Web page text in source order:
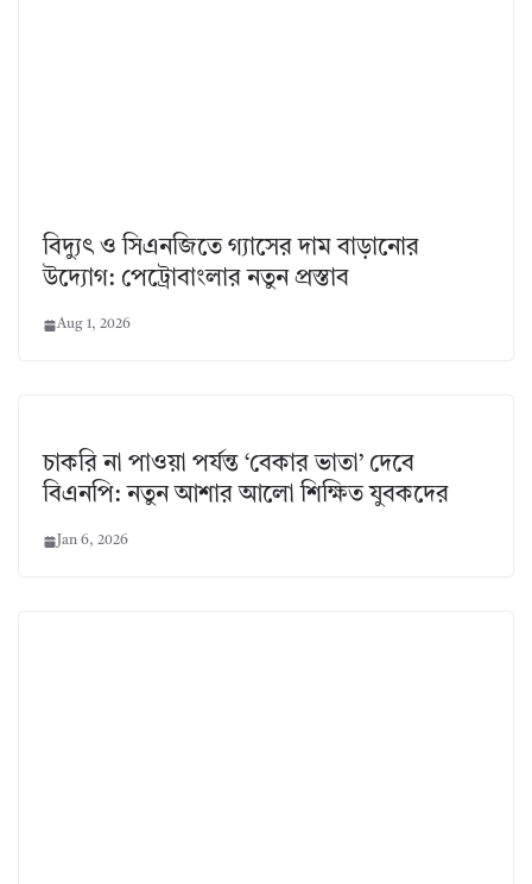
বিদ্যুৎ ও সিএনজিতে গ্যাসের দাম বাড়ানোর
উদ্যোগ: পেট্রোবাংলার নতুন প্রস্তাব
Aug 1, 2026
চাকরি না পাওয়া পর্যন্ত ‘বেকার ভাতা’ দেবে
বিএনপি: নতুন আশার আলো শিক্ষিত যুবকদের
Jan 6, 2026